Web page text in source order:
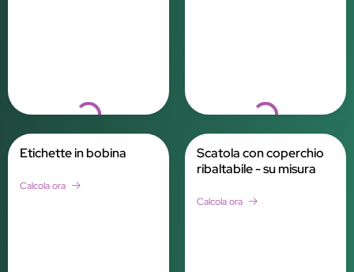
Loading... Loading...
Etichette in bobina
Calcola ora
Scatola con coperchio
ribaltabile - su misura
Calcola ora